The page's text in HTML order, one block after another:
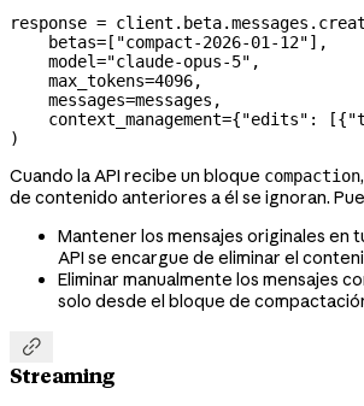
response =
    betas
= [ "compact-2026-01-12"],
    model
="claude-opus-5" ,
    max_tokens
=4096,
    messages
=messages,
    context_management
={"edits" : [{
)
Cuando la API recibe un bloque compaction
de contenido anteriores a él se ignoran.
Mantener los mensajes originales en
API se encargue de eliminar el
Eliminar manualmente los mensajes
solo desde el bloque de

Streaming